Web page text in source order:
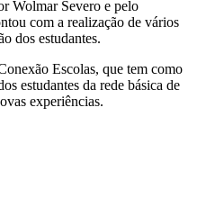
Wolmar Severo e pelo
com a realização de vários
dos estudantes.
Escolas, que tem como
estudantes da rede básica de
experiências.